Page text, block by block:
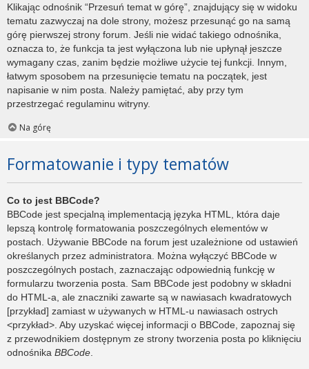
Klikając odnośnik “Przesuń temat w górę”, znajdujący się w widoku
tematu zazwyczaj na dole strony, możesz przesunąć go na samą
górę pierwszej strony forum. Jeśli nie widać takiego odnośnika,
oznacza to, że funkcja ta jest wyłączona lub nie upłynął jeszcze
wymagany czas, zanim będzie możliwe użycie tej funkcji. Innym,
łatwym sposobem na przesunięcie tematu na początek, jest
napisanie w nim posta. Należy pamiętać, aby przy tym
przestrzegać regulaminu witryny.
Na górę
Formatowanie i typy tematów
Co to jest BBCode?
BBCode jest specjalną implementacją języka HTML, która daje
lepszą kontrolę formatowania poszczególnych elementów w
postach. Używanie BBCode na forum jest uzależnione od ustawień
określanych przez administratora. Można wyłączyć BBCode w
poszczególnych postach, zaznaczając odpowiednią funkcję w
formularzu tworzenia posta. Sam BBCode jest podobny w składni
do HTML-a, ale znaczniki zawarte są w nawiasach kwadratowych
[przykład] zamiast w używanych w HTML-u nawiasach ostrych
<przykład>. Aby uzyskać więcej informacji o BBCode, zapoznaj się
z przewodnikiem dostępnym ze strony tworzenia posta po kliknięciu
odnośnika BBCode